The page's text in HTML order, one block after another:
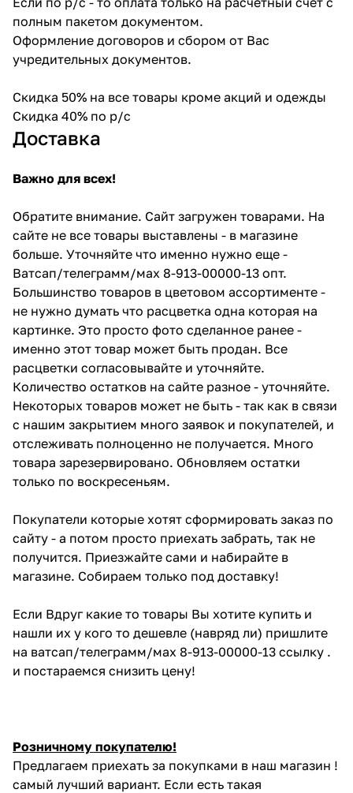
полным пакетом документом.
Оформление договоров и сбором от Вас
учредительных документов.
Скидка 50% на все товары кроме акций и одежды
Скидка 40% по р/с
Доставка
Важно для всех!
Обратите внимание. Сайт загружен товарами. На
сайте не все товары выставлены - в магазине
больше. Уточняйте что именно нужно еще -
Ватсап/телеграмм/мах 8-913-00000-13 опт.
Большинство товаров в цветовом ассортименте -
не нужно думать что расцветка одна которая на
картинке. Это просто фото сделанное ранее -
именно этот товар может быть продан. Все
расцветки согласовывайте и уточняйте.
Количество остатков на сайте разное - уточняйте.
Некоторых товаров может не быть - так как в связи
с нашим закрытием много заявок и покупателей, и
отслеживать полноценно не получается. Много
товара зарезервировано. Обновляем остатки
только по воскресеньям.
Покупатели которые хотят сформировать заказ по
сайту - а потом просто приехать забрать, так не
получится. Приезжайте сами и набирайте в
магазине. Собираем только под доставку!
Если Вдруг какие то товары Вы хотите купить и
нашли их у кого то дешевле (навряд ли) пришлите
на ватсап/телеграмм/мах 8-913-00000-13 ссылку .
и постараемся снизить цену!
Розничному покупателю!
Предлагаем приехать за покупками в наш магазин !
самый лучший вариант. Если есть такая